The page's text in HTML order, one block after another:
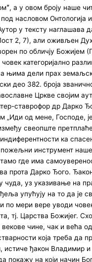
а у овом броју наше
насловом Онтологија
у тексту наглашава
2, 7), али оживљен
по обличју Божијем
категоријално
њима дели прах
део 382. броја
Цркве својим
ставрофор др Дарко
„Иди од мене, Господе,
свеопште
ка
пожељни инструмент наше
где има
прота Дарко Ђого.
чуда, уз указивање на
упућују на то да је
по мери вере уводи
тј. Царства Божијег.
векове чине, чак и већа
која треба да
истиче ђакон Владимир и
покажу на који начин